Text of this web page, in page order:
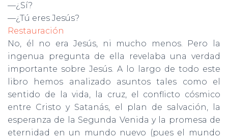
—¿Sí?
—¿Tú eres Jesús?
Restauración
No, él no era Jesús, ni mucho menos. Pero la
ingenua pregunta de ella revelaba una verdad
importante sobre Jesús. A lo largo de todo este
libro hemos analizado asuntos tales como el
sentido de la vida, la cruz, el conflicto cósmico
entre Cristo y Satanás, el plan de salva­ción, la
esperanza de la Segunda Venida y la promesa de
eternidad en un mundo nuevo (pues el mundo